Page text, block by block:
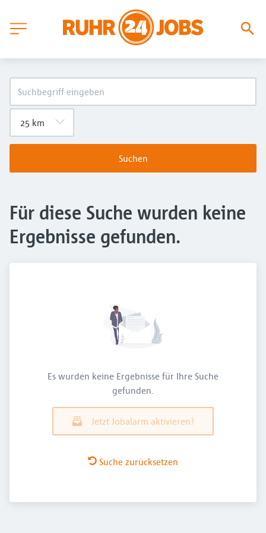
Suchen
Für diese Suche wurden keine
Ergebnisse gefunden.
Es wurden keine Ergebnisse für Ihre Suche
gefunden.
Jetzt Jobalarm aktivieren!
Suche zurücksetzen